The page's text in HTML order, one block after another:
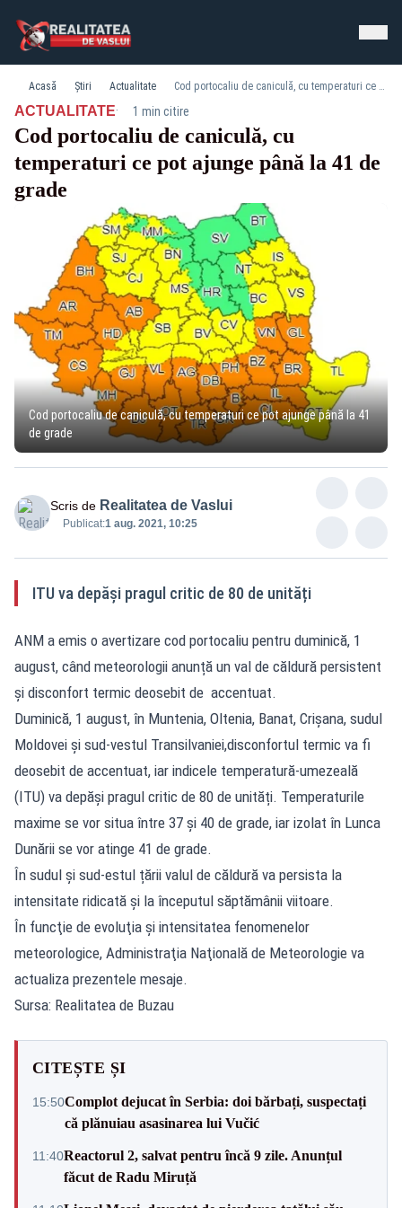
Acasă Știri Actualitate Cod portocaliu de caniculă, cu temperaturi ce pot ajunge până la 41 de grade
ACTUALITATE· 1 min citire
Cod portocaliu de caniculă, cu
temperaturi ce pot ajunge până la 41 de
grade
Cod portocaliu de caniculă, cu temperaturi ce pot ajunge până la 41
de grade
Scris de Realitatea de Vaslui
Publicat:1 aug. 2021, 10:25
ITU va depăși pragul critic de 80 de unități
ANM a emis o avertizare cod portocaliu pentru duminică, 1
august, când meteorologii anunță un val de căldură persistent
și disconfort termic deosebit de accentuat.
Duminică, 1 august, în Muntenia, Oltenia, Banat, Crișana, sudul
Moldovei și sud-vestul Transilvaniei,disconfortul termic va fi
deosebit de accentuat, iar indicele temperatură-umezeală
(ITU) va depăși pragul critic de 80 de unități. Temperaturile
maxime se vor situa între 37 şi 40 de grade, iar izolat în Lunca
Dunării se vor atinge 41 de grade.
În sudul și sud-estul țării valul de căldură va persista la
intensitate ridicată și la începutul săptămânii viitoare.
În funcţie de evoluţia şi intensitatea fenomenelor
meteorologice, Administraţia Naţională de Meteorologie va
actualiza prezentele mesaje.
Sursa: Realitatea de Buzau
CITEȘTE ȘI
15:50Complot dejucat în Serbia: doi bărbați, suspectați
că plănuiau asasinarea lui Vučić
11:40Reactorul 2, salvat pentru încă 9 zile. Anunțul
făcut de Radu Miruță